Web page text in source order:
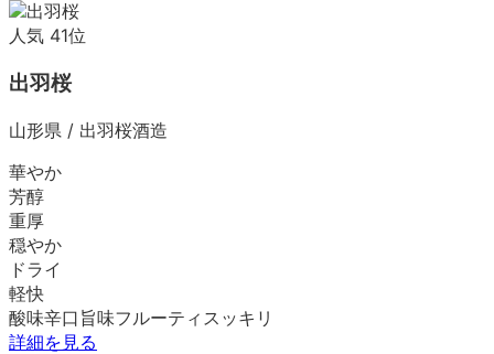
人気 41位
出羽桜
山形県 / 出羽桜酒造
華やか
芳醇
重厚
穏やか
ドライ
軽快
酸味辛口 旨味フルーティ スッキリ
詳細を見る